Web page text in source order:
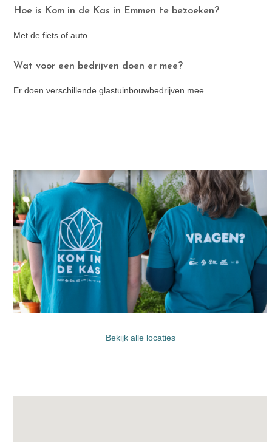
Hoe is Kom in de Kas in Emmen te bezoeken?
Met de fiets of auto
Wat voor een bedrijven doen er mee?
Er doen verschillende glastuinbouwbedrijven mee
Bekijk alle locaties